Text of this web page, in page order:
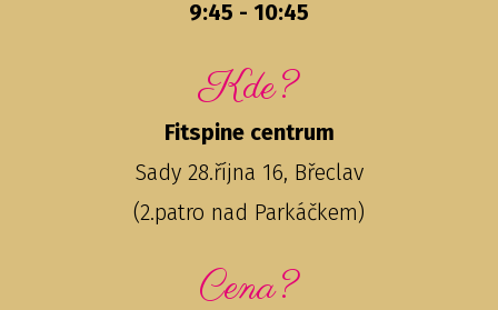
9:45 - 10:45
Kde?
Fitspine centrum
Sady 28.října 16, Břeclav
(2.patro nad Parkáčkem)
Cena?